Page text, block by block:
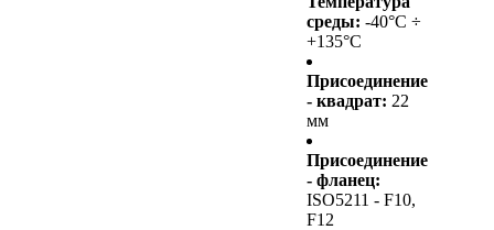
среды: -40°C ÷
+135°C
Присоединение
- квадрат: 22
мм
Присоединение
- фланец:
ISO5211 - F10,
F12